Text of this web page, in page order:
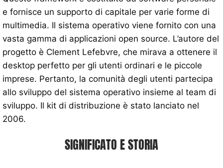
e fornisce un supporto di capitale per varie forme di
multimedia. Il sistema operativo viene fornito con una
vasta gamma di applicazioni open source. L’autore del
progetto è Clement Lefebvre, che mirava a ottenere il
desktop perfetto per gli utenti ordinari e le piccole
imprese. Pertanto, la comunità degli utenti partecipa
allo sviluppo del sistema operativo insieme al team di
sviluppo. Il kit di distribuzione è stato lanciato nel
2006.
SIGNIFICATO E STORIA